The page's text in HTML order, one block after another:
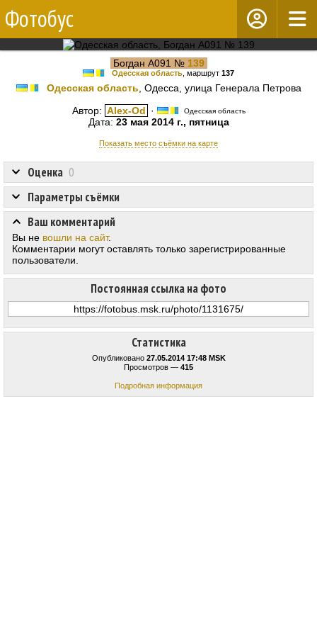
Фотобус
Богдан А091 № 139
Одесская область , маршрут 137
Одесская область , Одесса, улица Генерала Петрова
Автор: Alex-Od · Одесская область
Дата: 23 мая 2014 г., пятница
Показать место съёмки на карте
Статистика
Опубликовано 27.05.2014 17:48 MSK
Просмотров — 415
Подробная информация
Оценка 0
Постоянная ссылка на фото
Параметры съёмки
Ваш комментарий
Вы не вошли на сайт.
Комментарии могут оставлять только зарегистрированные
пользователи.